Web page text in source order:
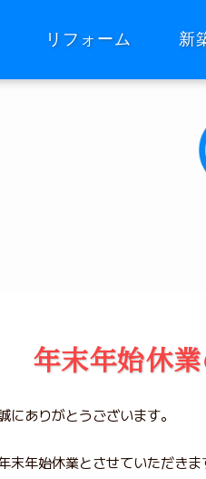
リフォーム 新
年末年始休
ありがとうございます。
年始休業とさせていただきま